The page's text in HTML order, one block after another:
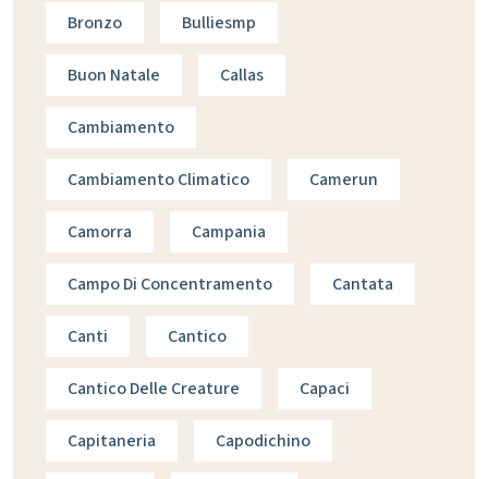
Bronzo Bulliesmp
Buon Natale Callas
Cambiamento
Cambiamento Climatico Camerun
Camorra Campania
Campo Di Concentramento Cantata
Canti Cantico
Cantico Delle Creature Capaci
Capitaneria Capodichino